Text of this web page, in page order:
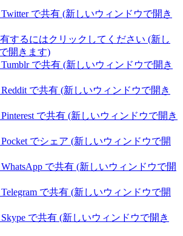
で共有 (新しいウィンドウで開き
有するにはクリックしてください (新し
開きます)
で共有 (新しいウィンドウで開き
で共有 (新しいウィンドウで開き
で共有 (新しいウィンドウで開き
でシェア (新しいウィンドウで開
で共有 (新しいウィンドウで開
で共有 (新しいウィンドウで開
で共有 (新しいウィンドウで開き